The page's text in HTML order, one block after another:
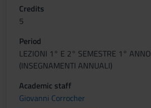
Credits
5
Period
LEZIONI 1° E 2° SEMESTRE 1° ANNO
(INSEGNAMENTI ANNUALI)
Academic staff
Giovanni Corrocher